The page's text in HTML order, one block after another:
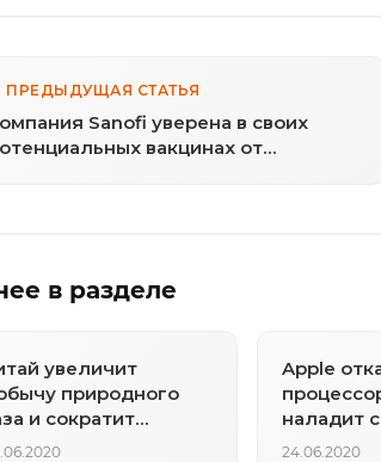
ПРЕДЫДУЩАЯ СТАТЬЯ
Sanofi уверена в своих
вакцинах от
в разделе
увеличит
природного
и сократит
несмотря на
Apple
наладит
24.06.2020